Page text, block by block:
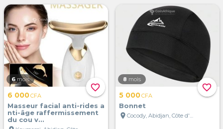
favorite_border
6 mois
6 000CFA
Masseur facial anti-rides a
nti-âge raffermissement
du cou v...
favorite_border
8 mois
5 000CFA
Bonnet
location_on
Cocody, Abidjan, Côte d'Ivoire